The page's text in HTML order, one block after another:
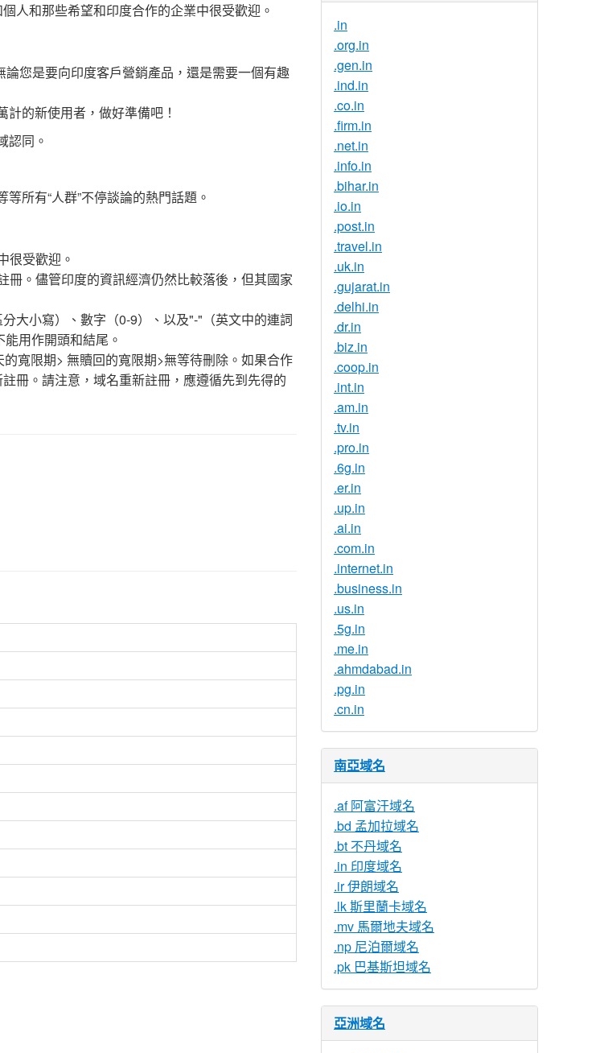
人和那些希望和印度合作的企業中很受歡迎。
您是要向印度客戶營銷產品，還是需要一個有趣
的新使用者，做好準備吧！
認同。
所有“人群”不停談論的熱門話題。
很受歡迎。
。儘管印度的資訊經濟仍然比較落後，但其國家
大小寫）、數字（0-9）、以及"-"（英文中的連詞
用作開頭和結尾。
寬限期> 無贖回的寬限期>無等待刪除。如果合作
冊。請注意，域名重新註冊，應遵循先到先得的
.in
.org.in
.gen.in
.ind.in
.co.in
.firm.in
.net.in
.info.in
.bihar.in
.io.in
.post.in
.travel.in
.uk.in
.gujarat.in
.delhi.in
.dr.in
.biz.in
.coop.in
.int.in
.am.in
.tv.in
.pro.in
.6g.in
.er.in
.up.in
.ai.in
.com.in
.internet.in
.business.in
.us.in
.5g.in
.me.in
.ahmdabad.in
.pg.in
.cn.in
南亞域名
.af 阿富汗域名
.bd 孟加拉域名
.bt 不丹域名
.in 印度域名
.ir 伊朗域名
.lk 斯里蘭卡域名
.mv 馬爾地夫域名
.np 尼泊爾域名
.pk 巴基斯坦域名
亞洲域名